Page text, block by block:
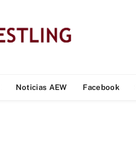
Noticias AEW Facebook